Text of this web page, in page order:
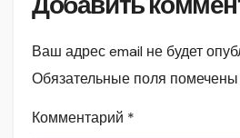
Ваш адрес email не будет
Обязательные поля помечены
Комментарий *